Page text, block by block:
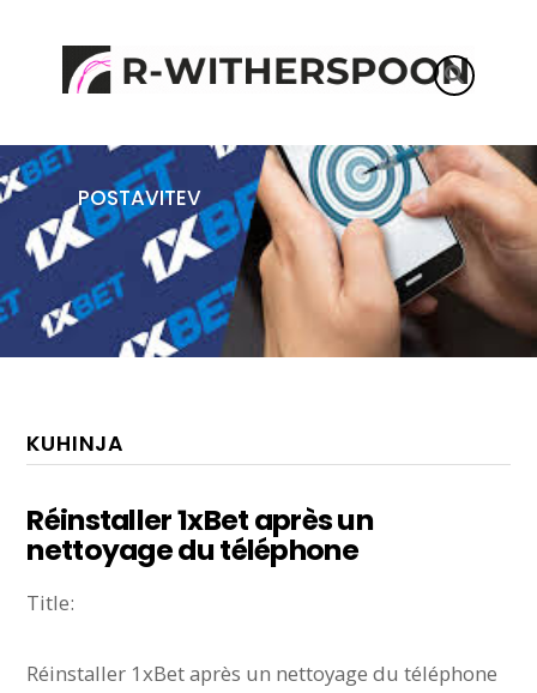
POSTAVITEV
KUHINJA
Réinstaller 1xBet après un
nettoyage du téléphone
Title:
Réinstaller 1xBet après un nettoyage du téléphone